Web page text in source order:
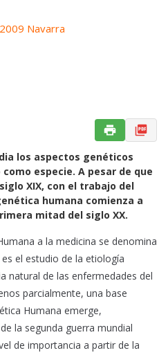
Navarra
los aspectos genéticos
especie. A pesar de que
XIX, con el trabajo del
humana comienza a
mitad del siglo XX.
a la medicina se denomina
el estudio de la etiología
natural de las enfermedades del
parcialmente, una base
Humana emerge,
la segunda guerra mundial
de importancia a partir de la